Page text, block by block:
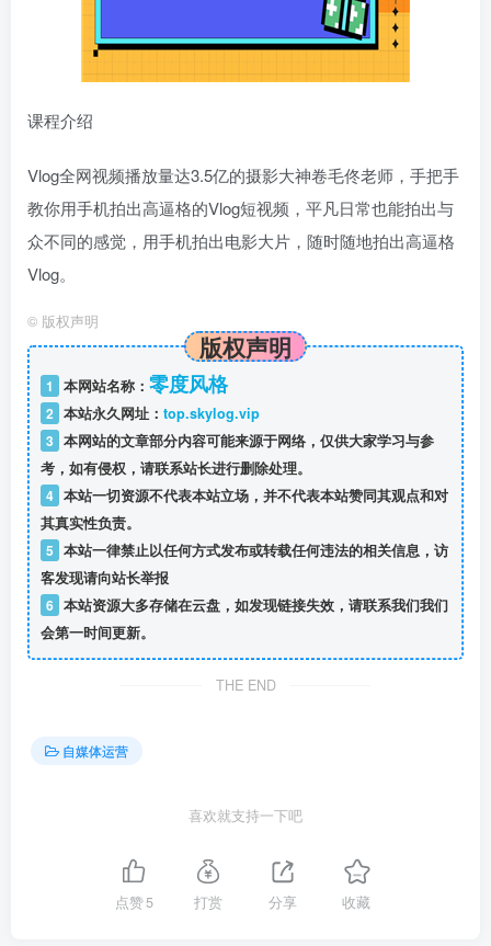
课程介绍
Vlog全网视频播放量达3.5亿的摄影大神卷毛佟老师，手把手
教你用手机拍出高逼格的Vlog短视频，平凡日常也能拍出与
众不同的感觉，用手机拍出电影大片，随时随地拍出高逼格
Vlog。
© 版权声明
版权声明
1 本网站名称： 零度风格
2 本站永久网址： top.skylog.vip
3 本网站的文章部分内容可能来源于网络，仅供大家学习与参
考，如有侵权，请联系站长进行删除处理。
4 本站一切资源不代表本站立场，并不代表本站赞同其观点和对
其真实性负责。
5 本站一律禁止以任何方式发布或转载任何违法的相关信息，访
客发现请向站长举报
6 本站资源大多存储在云盘，如发现链接失效，请联系我们我们
会第一时间更新。
THE END
自媒体运营
喜欢就支持一下吧
点赞5 打赏 分享 收藏